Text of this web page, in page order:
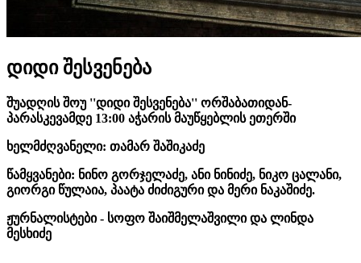
დიდი შესვენება
შუადღის შოუ ''დიდი შესვენება'' ორშაბათიდან-
პარასკევამდე 13:00 აჭარის მაუწყებლის ეთერში
ხელმძღვანელი: თამარ შაშიკაძე
წამყვანები: ნინო გორჯელაძე, ანი ნინიძე, ნიკო ცალანი,
გიორგი წულაია, პაატა ძიძიგური და მერი ნაკაშიძე.
ჟურნალისტები - სოფო შაიშმელაშვილი და ლინდა
მესხიძე